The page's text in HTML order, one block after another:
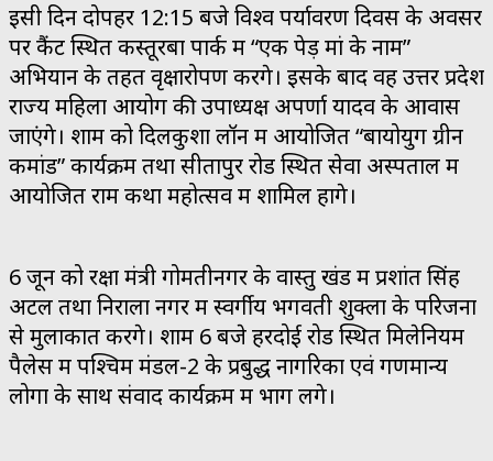
इसी दिन दोपहर 12:15 बजे विश्व पर्यावरण दिवस के अवसर
पर कैंट स्थित कस्तूरबा पार्क में “एक पेड़ मां के नाम”
अभियान के तहत वृक्षारोपण करेंगे। इसके बाद वह उत्तर प्रदेश
राज्य महिला आयोग की उपाध्यक्ष अपर्णा यादव के आवास
जाएंगे। शाम को दिलकुशा लॉन में आयोजित “बायोयुग ग्रीन
कमांड” कार्यक्रम तथा सीतापुर रोड स्थित सेवा अस्पताल में
आयोजित राम कथा महोत्सव में शामिल होंगे।
6 जून को रक्षा मंत्री गोमतीनगर के वास्तु खंड में प्रशांत सिंह
अटल तथा निराला नगर में स्वर्गीय भगवती शुक्ला के परिजनों
से मुलाकात करेंगे। शाम 6 बजे हरदोई रोड स्थित मिलेनियम
पैलेस में पश्चिम मंडल-2 के प्रबुद्ध नागरिकों एवं गणमान्य
लोगों के साथ संवाद कार्यक्रम में भाग लेंगे।